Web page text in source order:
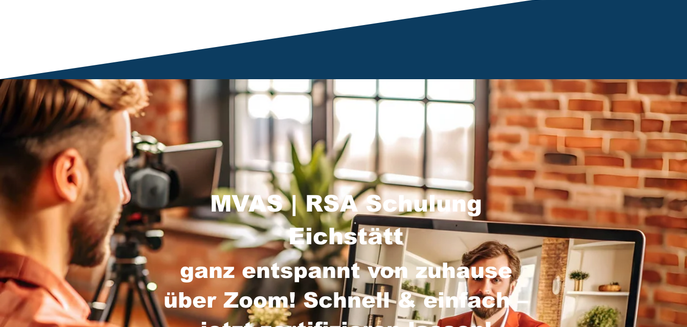
MVAS | RSA Schulung
Eichstätt
ganz entspannt von zuhause
über Zoom! Schnell & einfach –